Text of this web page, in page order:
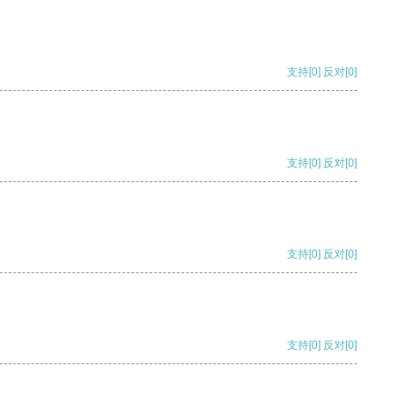
支持[0] 反对[0]
支持[0] 反对[0]
支持[0] 反对[0]
支持[0] 反对[0]